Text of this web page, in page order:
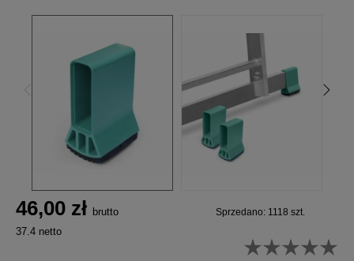
46,00 zł brutto
37.4 netto
Sprzedano: 1118 szt.